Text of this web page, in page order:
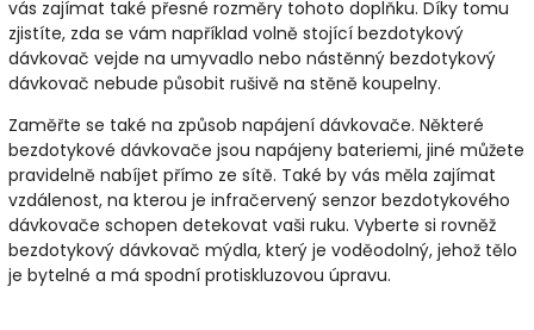
vás zajímat také přesné rozměry tohoto doplňku. Díky tomu
zjistíte, zda se vám například volně stojící bezdotykový
dávkovač vejde na umyvadlo nebo nástěnný bezdotykový
dávkovač nebude působit rušivě na stěně koupelny.
Zaměřte se také na způsob napájení dávkovače. Některé
bezdotykové dávkovače jsou napájeny bateriemi, jiné můžete
pravidelně nabíjet přímo ze sítě. Také by vás měla zajímat
vzdálenost, na kterou je infračervený senzor bezdotykového
dávkovače schopen detekovat vaši ruku. Vyberte si rovněž
bezdotykový dávkovač mýdla, který je voděodolný, jehož tělo
je bytelné a má spodní protiskluzovou úpravu.